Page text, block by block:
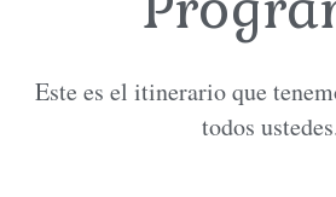
Este es el itinerario que
todos